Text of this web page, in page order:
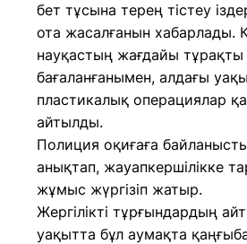
бет тұсына терең тістеу
ота жасалғанын хабарлады.
науқастың жағдайы тұрақты
бағаланғанымен, алдағы
пластикалық операциялар
айтылды.
Полиция оқиғаға байланысты
анықтап, жауапкершілікке
жұмыс жүргізіп жатыр.
Жергілікті тұрғындардың
уақытта бұл аумақта